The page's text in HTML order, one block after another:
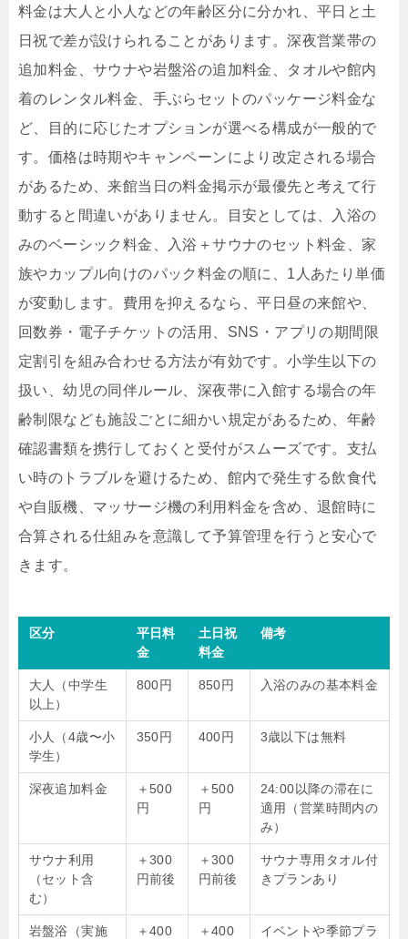
料金は大人と小人などの年齢区分に分かれ、平日と土
日祝で差が設けられることがあります。深夜営業帯の
追加料金、サウナや岩盤浴の追加料金、タオルや館内
着のレンタル料金、手ぶらセットのパッケージ料金な
ど、目的に応じたオプションが選べる構成が一般的で
す。価格は時期やキャンペーンにより改定される場合
があるため、来館当日の料金掲示が最優先と考えて行
動すると間違いがありません。目安としては、入浴の
みのベーシック料金、入浴＋サウナのセット料金、家
族やカップル向けのパック料金の順に、1人あたり単価
が変動します。費用を抑えるなら、平日昼の来館や、
回数券・電子チケットの活用、SNS・アプリの期間限
定割引を組み合わせる方法が有効です。小学生以下の
扱い、幼児の同伴ルール、深夜帯に入館する場合の年
齢制限なども施設ごとに細かい規定があるため、年齢
確認書類を携行しておくと受付がスムーズです。支払
い時のトラブルを避けるため、館内で発生する飲食代
や自販機、マッサージ機の利用料金を含め、退館時に
合算される仕組みを意識して予算管理を行うと安心で
きます。
区分
平日料
金
土日祝
料金
備考
大人（中学生
以上）
800円 850円 入浴のみの基本料金
小人（4歳〜小
学生）
350円 400円 3歳以下は無料
深夜追加料金
＋500
円
＋500
円
24:00以降の滞在に
適用（営業時間内の
み）
サウナ利用
（セット含
む）
＋300
円前後
＋300
円前後
サウナ専用タオル付
きプランあり
岩盤浴（実施
＋400
＋400
イベントや季節プラ